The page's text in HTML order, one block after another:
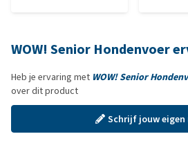
WOW! Senior Hondenvoer
Heb je ervaring met WOW! Senior
over dit product
Schrijf jouw eigen